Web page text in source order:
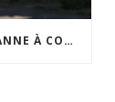
ANNULATION DE LA FÊTE DE LA SAINTE ANNE À COMBERGE